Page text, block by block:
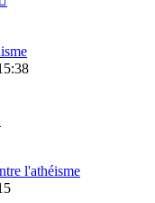
l'athéisme